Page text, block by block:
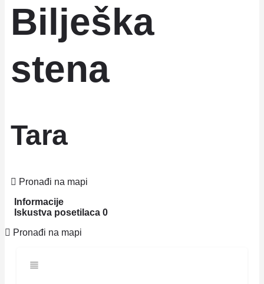
Bilješka
stena
Tara
Pronađi na mapi
Informacije
Iskustva posetilaca 0
Pronađi na mapi